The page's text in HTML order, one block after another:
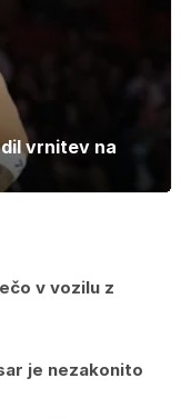
vrnitev na
v vozilu z
je nezakonito